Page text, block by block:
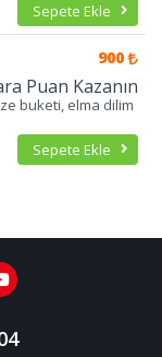
Sepete Ekle
900
Puan Kazanın
buketi, elma dilim
Sepete Ekle